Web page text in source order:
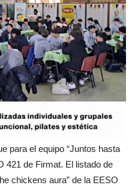
para el equipo “Juntos hasta
421 de Firmat. El listado de
chickens aura” de la EESO